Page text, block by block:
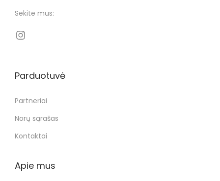
Sekite mus:
Parduotuvė
Partneriai
Norų sąrašas
Kontaktai
Apie mus